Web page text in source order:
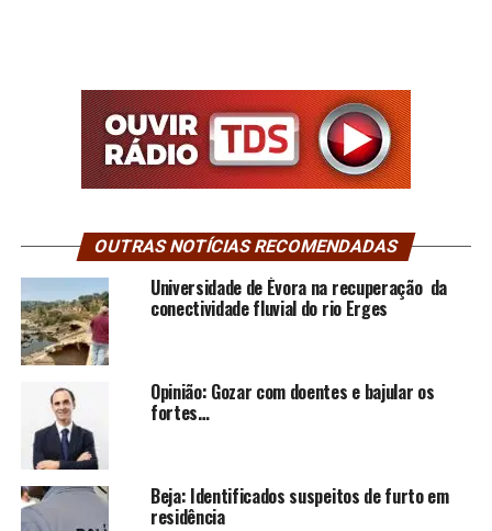
OUTRAS NOTÍCIAS RECOMENDADAS
Universidade de Évora na recuperação da
conectividade fluvial do rio Erges
Opinião: Gozar com doentes e bajular os
fortes…
Beja: Identificados suspeitos de furto em
residência